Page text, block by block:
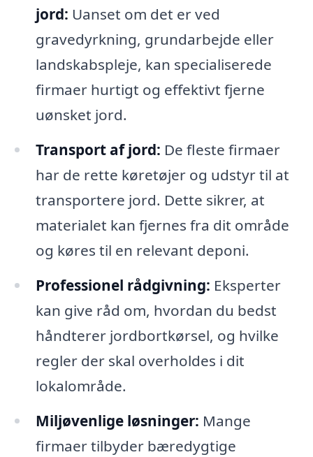
jord: Uanset om det er ved
gravedyrkning, grundarbejde eller
landskabspleje, kan specialiserede
firmaer hurtigt og effektivt fjerne
uønsket jord.
Transport af jord: De fleste firmaer
har de rette køretøjer og udstyr til at
transportere jord. Dette sikrer, at
materialet kan fjernes fra dit område
og køres til en relevant deponi.
Professionel rådgivning: Eksperter
kan give råd om, hvordan du bedst
håndterer jordbortkørsel, og hvilke
regler der skal overholdes i dit
lokalområde.
Miljøvenlige løsninger: Mange
firmaer tilbyder bæredygtige